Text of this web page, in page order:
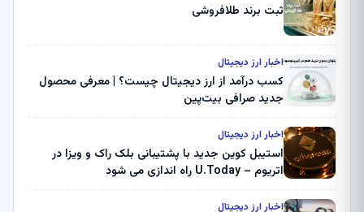
ثبت برند طلافروشی
اخبار ارز دیجیتال
کسب درآمد از ارز دیجیتال چیست؟ | معرفی محصول
جدید صرافی بیت‌پین
اخبار ارز دیجیتال
استیبل کوین جدید با پشتیبانی بلک راک و ویزا در
اتریوم – U.Today راه اندازی می شود
اخبار ارز دیجیتال